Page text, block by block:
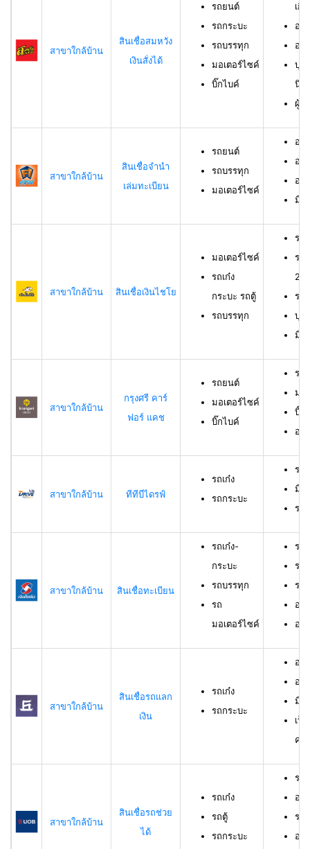
สาขาใกล้บ้าน
สินเชื่อสมหวัง
เงินสั่งได้
รถยนต์
รถกระบะ
รถบรรทุก
มอเตอร์ไซค์
บิ๊กไบค์
เกิ
อา
อา
บุค
นิติ
ผู้กู้
สาขาใกล้บ้าน
สินเชื่อจำนำ
เล่มทะเบียน
รถยนต์
รถบรรทุก
มอเตอร์ไซค์
อา
อา
อา
มีชื่
สาขาใกล้บ้าน สินเชื่อเงินไชโย
มอเตอร์ไซค์
รถเก๋ง
กระบะ รถตู้
รถบรรทุก
รถ
รถ
23
รถ
บุค
มีร
สาขาใกล้บ้าน
กรุงศรี คาร์
ฟอร์ แคช
รถยนต์
มอเตอร์ไซค์
บิ๊กไบค์
รถ
มอ
บิ๊ก
อา
สาขาใกล้บ้าน ทีทีบีไดรฟ์
รถเก๋ง
รถกระบะ
รถ
มีอ
รา
สาขาใกล้บ้าน สินเชื่อทะเบียน
รถเก๋ง-
กระบะ
รถบรรทุก
รถ
มอเตอร์ไซค์
รถ
รถ
รถ
อา
อา
สาขาใกล้บ้าน
สินเชื่อรถแลก
เงิน
รถเก๋ง
รถกระบะ
อา
อา
มีร
เป็
คร
สาขาใกล้บ้าน
สินเชื่อรถช่วย
ได้
รถเก๋ง
รถตู้
รถกระบะ
รถ
อา
รา
อา